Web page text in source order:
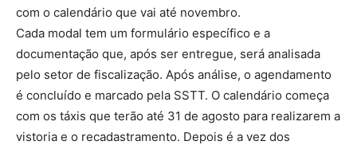
com o calendário que vai até novembro.
Cada modal tem um formulário específico e a
documentação que, após ser entregue, será analisada
pelo setor de fiscalização. Após análise, o agendamento
é concluído e marcado pela SSTT. O calendário começa
com os táxis que terão até 31 de agosto para realizarem a
vistoria e o recadastramento. Depois é a vez dos